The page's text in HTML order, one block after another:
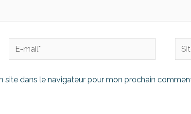
site dans le navigateur pour mon prochain